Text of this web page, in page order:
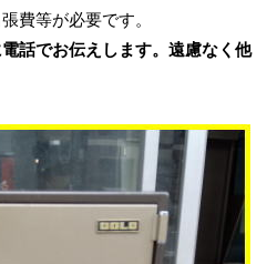
費等が必要です。
話でお伝えします。遠慮なく他